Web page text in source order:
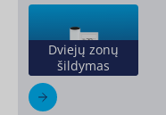
Dviejų zonų
šildymas